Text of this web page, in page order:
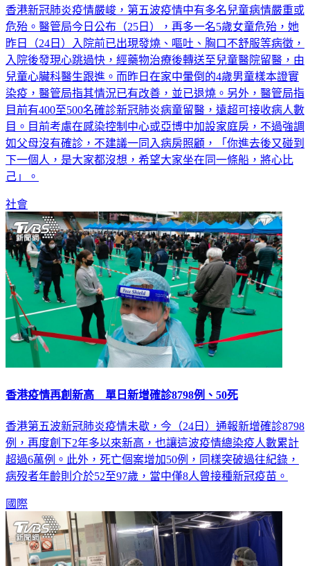
香港新冠肺炎疫情嚴峻，第五波疫情中有多名兒童病情嚴重或
危殆。醫管局今日公布（25日），再多一名5歲女童危殆，她
昨日（24日）入院前已出現發燒、嘔吐、胸口不舒服等病徵，
入院後發現心跳過快，經藥物治療後轉送至兒童醫院留醫，由
兒童心臟科醫生跟進。而昨日在家中暈倒的4歲男童樣本證實
染疫，醫管局指其情況已有改善，並已退燒。另外，醫管局指
目前有400至500名確診新冠肺炎病童留醫，遠超可接收病人數
目。目前考慮在感染控制中心或亞博中加設家庭房，不過強調
如父母沒有確診，不建議一同入病房照顧，「你進去後又碰到
下一個人，是大家都沒想，希望大家坐在同一條船，將心比
己」。
社會
香港疫情再創新高 單日新增確診8798例、50死
香港第五波新冠肺炎疫情未歇，今（24日）通報新增確診8798
例，再度創下2年多以來新高，也讓這波疫情總染疫人數累計
超過6萬例。此外，死亡個案增加50例，同樣突破過往紀錄，
病歿者年齡則介於52至97歲，當中僅8人曾接種新冠疫苗。
國際